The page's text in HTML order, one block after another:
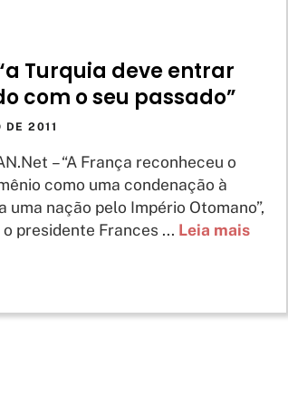
Turquia deve entrar
com o seu passado”
DE 2011
– “A França reconheceu o
como uma condenação à
uma nação pelo Império Otomano”,
presidente Frances ... Leia mais